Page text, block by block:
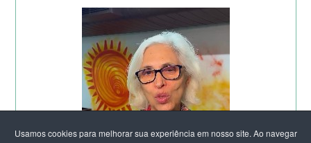
Usamos cookies para melhorar sua experiência em nosso site. Ao navegar